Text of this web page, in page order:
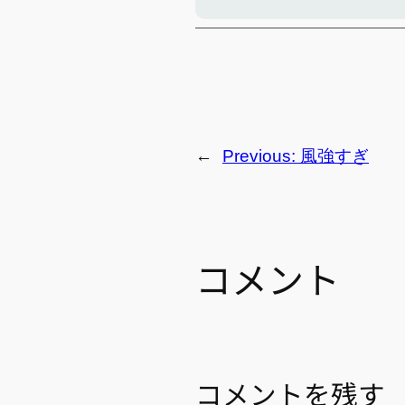
← Previous: 風強すぎ
コメント
コメントを残す